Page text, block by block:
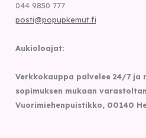
044 9850 777
posti@popupkemut.fi
Aukioloajat:
Verkkokauppa palvelee 24/7 ja
sopimuksen mukaan
Vuorimiehenpuistikko, 00140